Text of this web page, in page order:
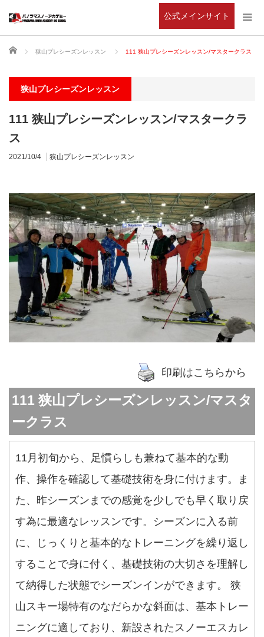
公式メインサイト
ホーム 狭山プレシーズンレッスン 111 狭山プレシーズンレッスン/マスタークラス
狭山プレシーズンレッスン
111 狭山プレシーズンレッスン/マスタークラ
ス
2021/10/4 狭山プレシーズンレッスン
印刷はこちらから
111 狭山プレシーズンレッスン/マスタ
ークラス
11月初旬から、足慣らしも兼ねて基本的な動
作、操作を確認して基礎技術を身に付けます。ま
た、昨シーズンまでの感覚を少しでも早く取り戻
す為に最適なレッスンです。シーズンに入る前
に、じっくりと基本的なトレーニングを繰り返し
することで身に付く、基礎技術の大切さを理解し
て納得した状態でシーズンインができます。 狭
山スキー場特有のなだらかな斜面は、基本トレー
ニングに適しており、新設されたスノーエスカレ